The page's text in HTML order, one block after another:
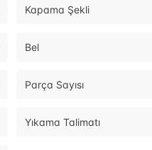
Kapama Şekli
Bel
Parça Sayısı
Yıkama Talimatı